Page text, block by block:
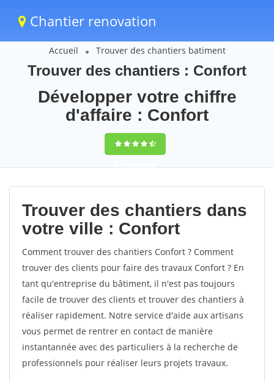
Chantier renovation
Accueil Trouver des chantiers batiment
Trouver des chantiers : Confort
Développer votre chiffre
d'affaire : Confort
9,5(100%)60
votes
Trouver des chantiers dans
votre ville : Confort
Comment trouver des chantiers Confort ? Comment
trouver des clients pour faire des travaux Confort ? En
tant qu'entreprise du bâtiment, il n'est pas toujours
facile de trouver des clients et trouver des chantiers à
réaliser rapidement. Notre service d'aide aux artisans
vous permet de rentrer en contact de manière
instantannée avec des particuliers à la recherche de
professionnels pour réaliser leurs projets travaux.